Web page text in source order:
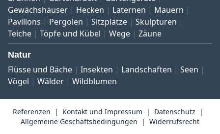
Gewächshäuser
Hecken Laternen
Mauern
Pavillons
Pergolen Sitzplätze
Skulpturen
Teiche
Töpfe und Kübel Wege Zäune
Natur
Flüsse und Bäche Insekten Landschaften
Seen
Vögel
Wälder Wildblumen
Referenzen Kontakt und Impressum
Datenschutz
Allgemeine Geschäftsbedingungen
Widerrufsrecht